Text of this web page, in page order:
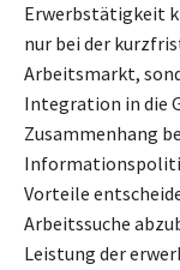
Erwerbstätigkeit
nur bei der
Arbeitsmarkt,
Integration in die
Zusammenhang
Vorteile
Arbeitssuche
Leistung der